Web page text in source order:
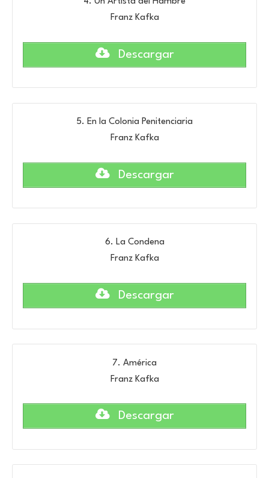
Franz Kafka
Descargar
5. En la Colonia Penitenciaria
Franz Kafka
Descargar
6. La Condena
Franz Kafka
Descargar
7. América
Franz Kafka
Descargar